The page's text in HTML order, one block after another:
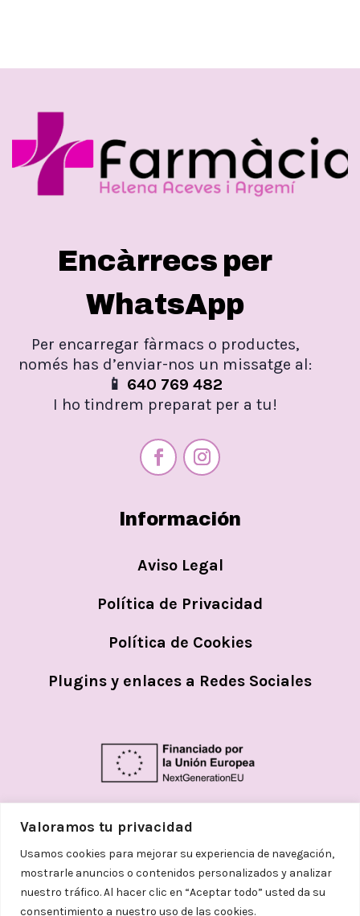
Valoramos tu privacidad
Usamos cookies para mejorar su experiencia de navegación,
mostrarle anuncios o contenidos personalizados y analizar
nuestro tráfico. Al hacer clic en “Aceptar todo” usted da su
consentimiento a nuestro uso de las cookies.
Encàrrecs per
WhatsApp
Per encarregar fàrmacs o productes,
només has d’enviar-nos un missatge al:
📱 640 769 482
I ho tindrem preparat per a tu!
Información
Aviso Legal
Política de Privacidad
Política de Cookies
Plugins y enlaces a Redes Sociales